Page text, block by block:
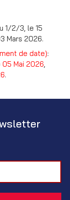
1/2/3, le 15
Mars 2026.
de date):
05 Mai 2026,
.